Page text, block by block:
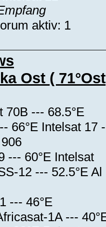
aktiv: 1
Ost ( 71°Ost
70B --- 68.5°E
66°E Intelsat 17
--- 60°E Intelsat
12 --- 52.5°E Al
--- 46°E
1A ---